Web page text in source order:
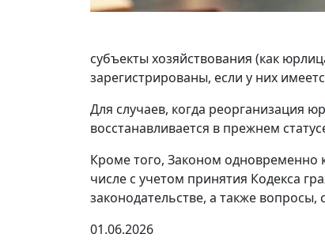
субъекты хозяйствования (как
зарегистрированы, если у них
Для случаев, когда реорганизация
восстанавливается в прежнем
Кроме того, Законом одновременно
числе с учетом принятия Кодекса
законодательстве, а также
01.06.2026